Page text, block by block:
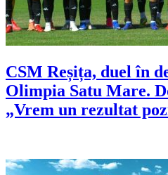
CSM Reșița, duel în
Olimpia Satu Mare.
„Vrem un rezultat